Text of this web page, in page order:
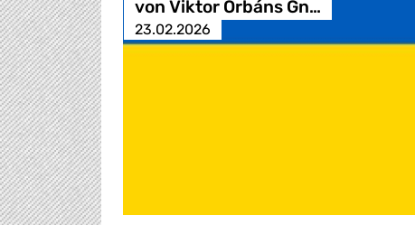
von Viktor Orbáns Gn…
23.02.2026